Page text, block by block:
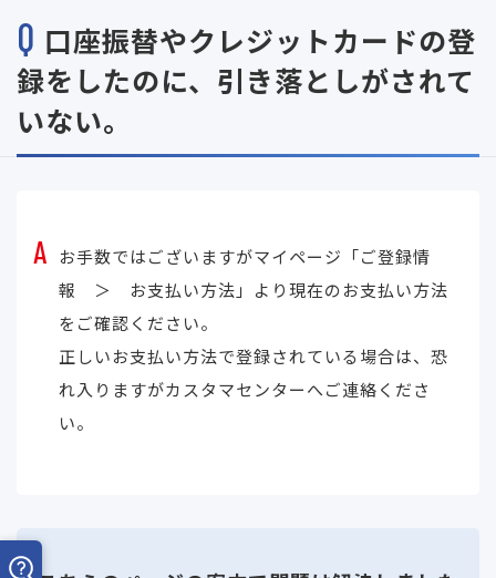
Q 口座振替やクレジットカードの登
録をしたのに、引き落としがされて
いない。
A
お手数ではございますがマイページ「ご登録情
報 ＞ お支払い方法」より現在のお支払い方法
をご確認ください。
正しいお支払い方法で登録されている場合は、恐
れ入りますがカスタマセンターへご連絡くださ
い。